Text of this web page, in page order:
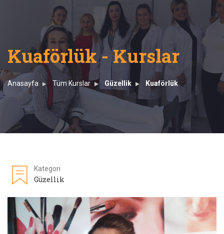
Kuaförlük - Kurslar
Anasayfa Tüm Kurslar Güzellik Kuaförlük
Kategori
Güzellik